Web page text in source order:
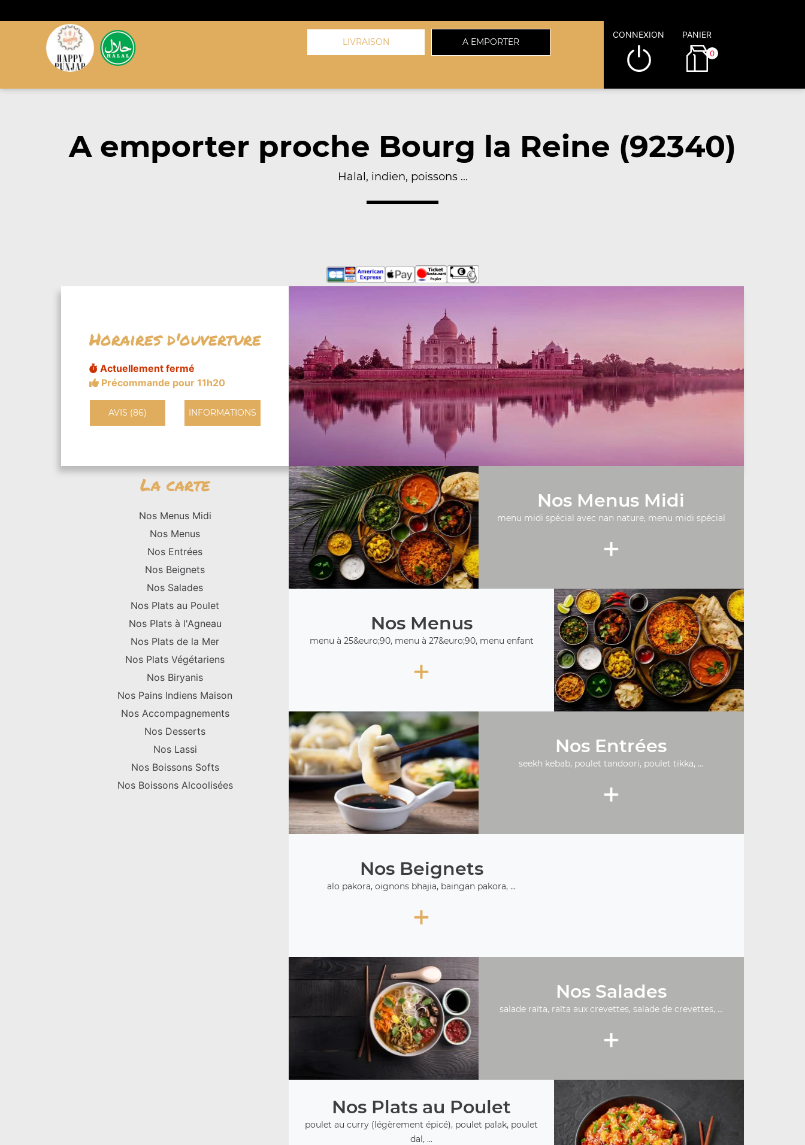
LIVRAISON A EMPORTER
CONNEXION PANIER
0
A emporter proche Bourg la Reine (92340)
Halal, indien, poissons ...
Horaires d'ouverture
Actuellement fermé
Précommande pour 11h20
AVIS (86) INFORMATIONS
La carte
Nos Menus Midi
Nos Menus
Nos Entrées
Nos Beignets
Nos Salades
Nos Plats au Poulet
Nos Plats à l'Agneau
Nos Plats de la Mer
Nos Plats Végétariens
Nos Biryanis
Nos Pains Indiens Maison
Nos Accompagnements
Nos Desserts
Nos Lassi
Nos Boissons Softs
Nos Boissons Alcoolisées
Nos Menus Midi
menu midi spécial avec nan nature, menu midi spécial
+
Nos Menus
menu à 25&euro;90, menu à 27&euro;90, menu enfant
+
Nos Entrées
seekh kebab, poulet tandoori, poulet tikka, ...
+
Nos Beignets
alo pakora, oignons bhajia, baingan pakora, ...
+
Nos Salades
salade raïta, raïta aux crevettes, salade de crevettes, ...
+
Nos Plats au Poulet
poulet au curry (légèrement épicé), poulet palak, poulet
dal, ...